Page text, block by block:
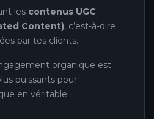
les contenus UGC
Content), c’est-à-dire
par tes clients.
organique est
puissants pour
en véritable